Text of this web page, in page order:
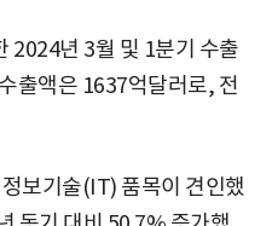
2024년 3월 및 1분기 수출
출액은 1637억달러로, 전
보기술(IT) 품목이 견인했